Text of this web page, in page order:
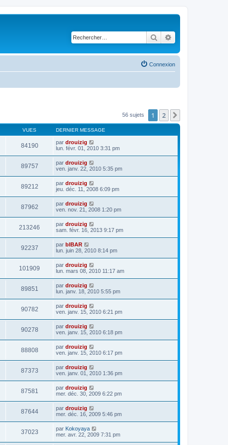
Rechercher
Connexion
56 sujets 1 2
VUES DERNIER MESSAGE
84190 par drouizig
lun. févr. 01, 2010 3:31 pm
89757 par drouizig
ven. janv. 22, 2010 5:35 pm
89212 par drouizig
jeu. déc. 11, 2008 6:09 pm
87962 par drouizig
ven. nov. 21, 2008 1:20 pm
213246 par drouizig
sam. févr. 16, 2013 9:17 pm
92237 par bIBAR
lun. juin 28, 2010 8:14 pm
101909 par drouizig
lun. mars 08, 2010 11:17 am
89851 par drouizig
lun. janv. 18, 2010 5:55 pm
90782 par drouizig
ven. janv. 15, 2010 6:21 pm
90278 par drouizig
ven. janv. 15, 2010 6:18 pm
88808 par drouizig
ven. janv. 15, 2010 6:17 pm
87373 par drouizig
ven. janv. 01, 2010 1:36 pm
87581 par drouizig
mer. déc. 30, 2009 6:22 pm
87644 par drouizig
mer. déc. 16, 2009 5:46 pm
37023 par Kokoyaya
mer. avr. 22, 2009 7:31 pm